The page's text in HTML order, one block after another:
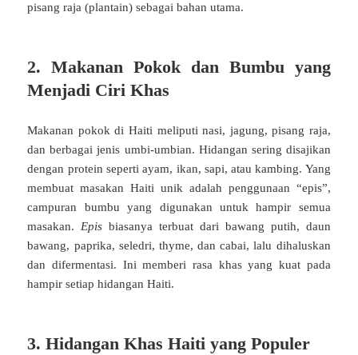
pisang raja (plantain) sebagai bahan utama.
2. Makanan Pokok dan Bumbu yang
Menjadi Ciri Khas
Makanan pokok di Haiti meliputi nasi, jagung, pisang raja,
dan berbagai jenis umbi-umbian. Hidangan sering disajikan
dengan protein seperti ayam, ikan, sapi, atau kambing. Yang
membuat masakan Haiti unik adalah penggunaan “epis”,
campuran bumbu yang digunakan untuk hampir semua
masakan.Epis biasanya terbuat dari bawang putih, daun
bawang, paprika, seledri, thyme, dan cabai, lalu dihaluskan
dan difermentasi. Ini memberi rasa khas yang kuat pada
hampir setiap hidangan Haiti.
3. Hidangan Khas Haiti yang Populer